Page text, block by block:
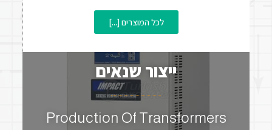
ייצור שנאים
Production Of Transformers
לכל המוצרים [...]